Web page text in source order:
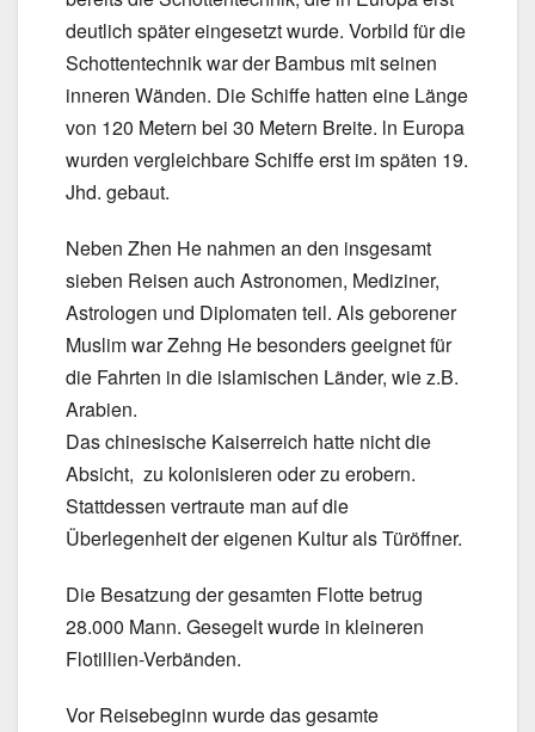
deutlich später eingesetzt wurde. Vorbild für die
Schottentechnik war der Bambus mit seinen
inneren Wänden. Die Schiffe hatten eine Länge
von 120 Metern bei 30 Metern Breite. ln Europa
wurden vergleichbare Schiffe erst im späten 19.
Jhd. gebaut.
Neben Zhen He nahmen an den insgesamt
sieben Reisen auch Astronomen, Mediziner,
Astrologen und Diplomaten teil. Als geborener
Muslim war Zehng He besonders geeignet für
die Fahrten in die islamischen Länder, wie z.B.
Arabien.
Das chinesische Kaiserreich hatte nicht die
Absicht, zu kolonisieren oder zu erobern.
Stattdessen vertraute man auf die
Überlegenheit der eigenen Kultur als Türöffner.
Die Besatzung der gesamten Flotte betrug
28.000 Mann. Gesegelt wurde in kleineren
Flotillien-Verbänden.
Vor Reisebeginn wurde das gesamte